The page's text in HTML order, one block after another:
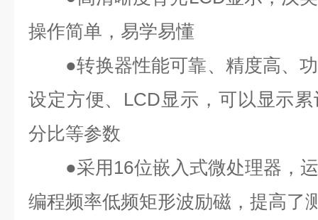
操作简单，易学易懂
●转换器性能可靠、精度高、
设定方便、 LCD显示，可以显示
分比等参数
●采用 16位嵌入式微处理器，
编程频率低频矩形波励磁，提高了